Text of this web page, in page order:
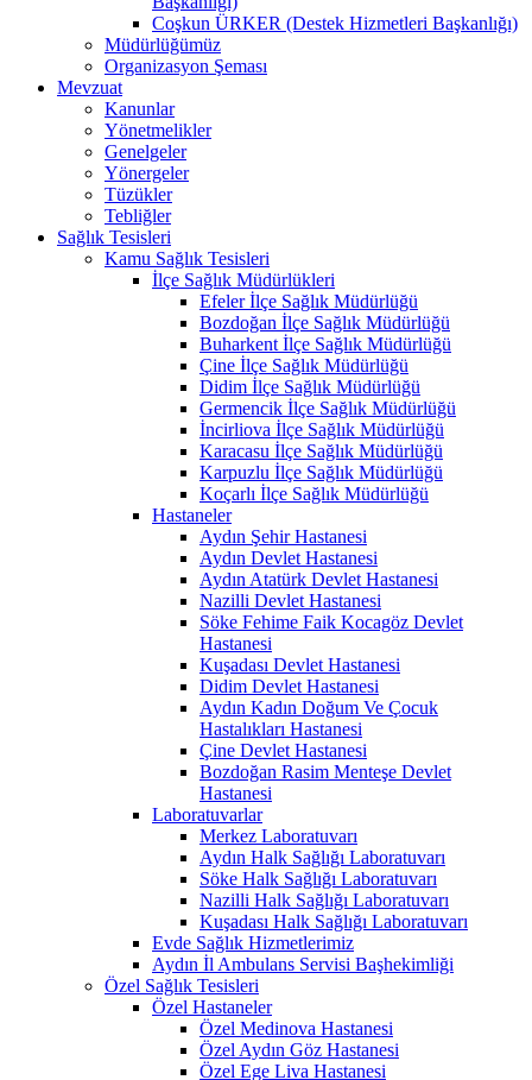
Coşkun ÜRKER (Destek Hizmetleri Başkanlığı)
Müdürlüğümüz
Organizasyon Şeması
Mevzuat
Kanunlar
Yönetmelikler
Genelgeler
Yönergeler
Tüzükler
Tebliğler
Sağlık Tesisleri
Kamu Sağlık Tesisleri
İlçe Sağlık Müdürlükleri
Efeler İlçe Sağlık Müdürlüğü
Bozdoğan İlçe Sağlık Müdürlüğü
Buharkent İlçe Sağlık Müdürlüğü
Çine İlçe Sağlık Müdürlüğü
Didim İlçe Sağlık Müdürlüğü
Germencik İlçe Sağlık Müdürlüğü
İncirliova İlçe Sağlık Müdürlüğü
Karacasu İlçe Sağlık Müdürlüğü
Karpuzlu İlçe Sağlık Müdürlüğü
Koçarlı İlçe Sağlık Müdürlüğü
Hastaneler
Aydın Şehir Hastanesi
Aydın Devlet Hastanesi
Aydın Atatürk Devlet Hastanesi
Nazilli Devlet Hastanesi
Söke Fehime Faik Kocagöz Devlet
Hastanesi
Kuşadası Devlet Hastanesi
Didim Devlet Hastanesi
Aydın Kadın Doğum Ve Çocuk
Hastalıkları Hastanesi
Çine Devlet Hastanesi
Bozdoğan Rasim Menteşe Devlet
Hastanesi
Laboratuvarlar
Merkez Laboratuvarı
Aydın Halk Sağlığı Laboratuvarı
Söke Halk Sağlığı Laboratuvarı
Nazilli Halk Sağlığı Laboratuvarı
Kuşadası Halk Sağlığı Laboratuvarı
Evde Sağlık Hizmetlerimiz
Aydın İl Ambulans Servisi Başhekimliği
Özel Sağlık Tesisleri
Özel Hastaneler
Özel Medinova Hastanesi
Özel Aydın Göz Hastanesi
Özel Ege Liva Hastanesi